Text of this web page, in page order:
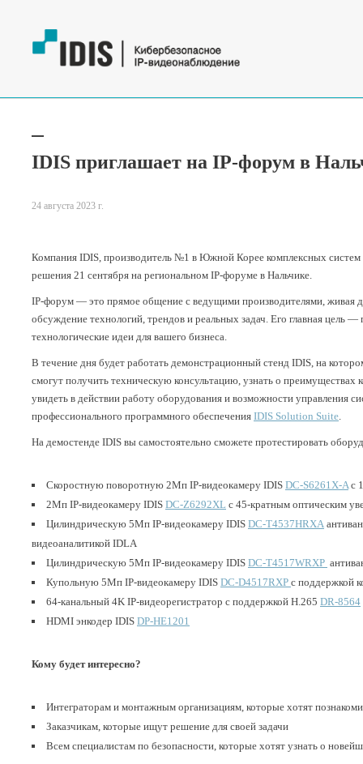
IDIS приглашает на IP-форум в
24 августа 2023 г.
Компания IDIS, производитель №1 в Южной Корее комплексных систем
решения 21 сентября на региональном IP-форуме в Нальчике.
IP-форум — это прямое общение с ведущими производителями, живая
обсуждение технологий, трендов и реальных задач. Его главная цель
технологические идеи для вашего бизнеса.
В течение дня будет работать демонстрационный стенд IDIS, на
смогут получить техническую консультацию, узнать о преимуществах
увидеть в действии работу оборудования и возможности управления
профессионального программного обеспечения IDIS Solution Suite.
На демостенде IDIS вы самостоятельно сможете протестировать
Скоростную поворотную 2Мп IP-видеокамеру IDIS DC-S6261X-Aс
2Мп IP-видеокамеру IDIS DC-Z6292XL с 45-кратным оптическим
Цилиндрическую 5Мп IP-видеокамеру IDIS DC-T4537HRXA
видеоаналитикой IDLA
Цилиндрическую 5Мп IP-видеокамеру IDIS DC-T4517WRXP
Купольную 5Мп IP-видеокамеру IDIS DC-D4517RXP c поддержкой
64-канальный 4K IP-видеорегистратор с поддержкой H.265 DR-8564
HDMI энкодер IDIS DP-HE1201
Кому будет интересно?
Интеграторам и монтажным организациям, которые хотят
Заказчикам, которые ищут решение для своей задачи
Всем специалистам по безопасности, которые хотят узнать о